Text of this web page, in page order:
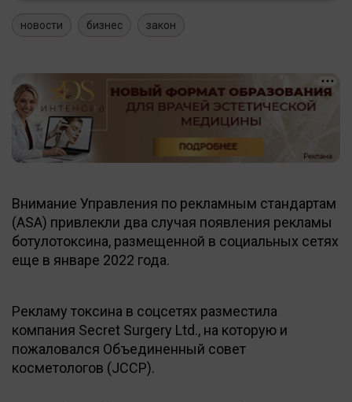
новости бизнес закон
Внимание Управления по рекламным стандартам
(ASA) привлекли два случая появления рекламы
ботулотоксина, размещенной в социальных сетях
еще в январе 2022 года.
Рекламу токсина в соцсетях разместила
компания Secret Surgery Ltd., на которую и
пожаловался Объединенный совет
косметологов (JCCP).